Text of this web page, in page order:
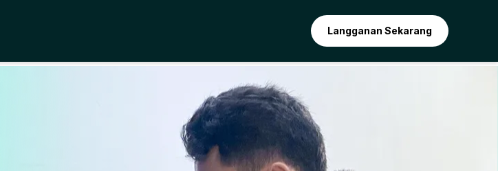
Langganan Sekarang